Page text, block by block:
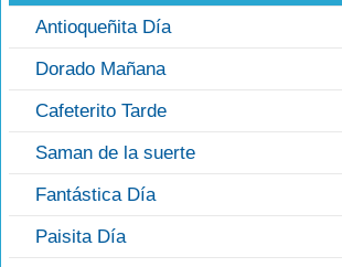
Antioqueñita Día
Dorado Mañana
Cafeterito Tarde
Saman de la suerte
Fantástica Día
Paisita Día